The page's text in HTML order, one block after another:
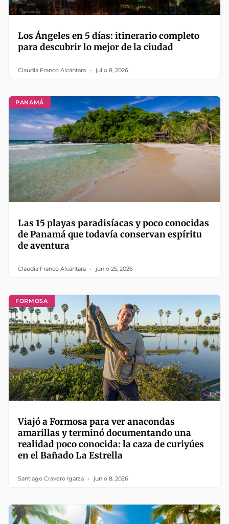
Los Ángeles en 5 días: itinerario completo
para descubrir lo mejor de la ciudad
Claudia Franco Alcántara julio 8, 2026
PANAMÁ
Las 15 playas paradisíacas y poco conocidas
de Panamá que todavía conservan espíritu
de aventura
Claudia Franco Alcántara junio 25, 2026
FORMOSA
Viajó a Formosa para ver anacondas
amarillas y terminó documentando una
realidad poco conocida: la caza de curiyúes
en el Bañado La Estrella
Santiago Cravero Igarza junio 8, 2026